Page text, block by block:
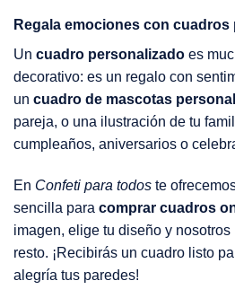
Regala emociones con
Un cuadro personalizado es
decorativo: es un regalo con
un cuadro de mascotas
pareja, o una ilustración de tu
cumpleaños, aniversarios o
En Confeti para todos te
sencilla para comprar cuadros
imagen, elige tu diseño y nosotros
resto. ¡Recibirás un cuadro listo
alegría tus paredes!